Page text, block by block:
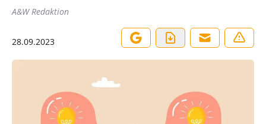
A&W Redaktion
28.09.2023